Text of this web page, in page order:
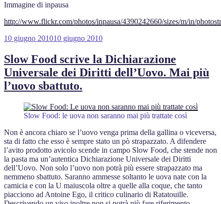
Immagine di inpausa
http://www.flickr.com/photos/inpausa/4390242660/sizes/m/in/
Pubblicato
10 giugno 201010 giugno 2010
Slow Food scrive la Dichiarazione
Universale dei Diritti dell’Uovo. Mai più
l’uovo sbattuto.
Slow Food: le uova non saranno mai più trattate così
Non è ancora chiaro se l’uovo venga prima della gallina o viceversa,
sta di fatto che esso è sempre stato un pò strapazzato. A difendere
l’avito prodotto avicolo scende in campo Slow Food, che stende non
la pasta ma un’autentica Dichiarazione Universale dei Diritti
dell’Uovo. Non solo l’uovo non potrà più essere strapazzato ma
nemmeno sbattuto. Saranno ammesse soltanto le uova nate con la
camicia e con la U maiuscola oltre a quelle alla coque, che tanto
piacciono ad Antoine Ego, il critico culinario di Ratatouille.